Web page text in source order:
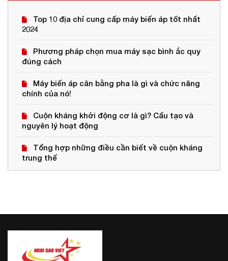
Top 10 địa chỉ cung cấp máy biến áp tốt nhất
2024
Phương pháp chọn mua máy sạc bình ắc quy
đúng cách
Máy biến áp cân bằng pha là gì và chức năng
chính của nó!
Cuộn kháng khởi động cơ là gì? Cấu tạo và
nguyên lý hoạt động
Tổng hợp những điều cần biết về cuộn kháng
trung thế